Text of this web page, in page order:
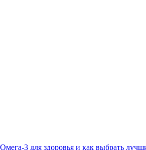
3 для здоровья и как выбрать